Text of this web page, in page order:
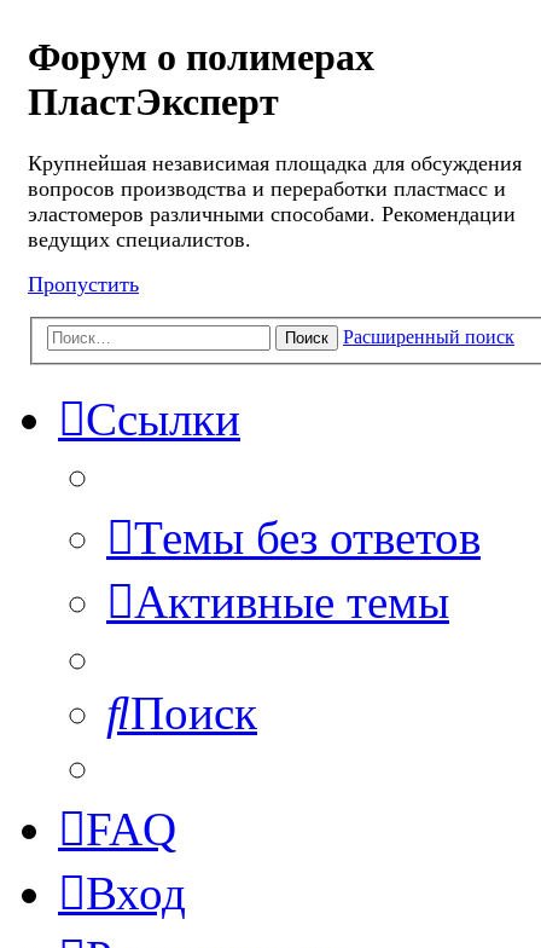
Форум о полимерах
ПластЭксперт
Крупнейшая независимая площадка для обсуждения
вопросов производства и переработки пластмасс и
эластомеров различными способами. Рекомендации
ведущих специалистов.
Пропустить
Поиск Расширенный поиск
Ссылки
Темы без ответов
Активные темы
Поиск
FAQ
Вход